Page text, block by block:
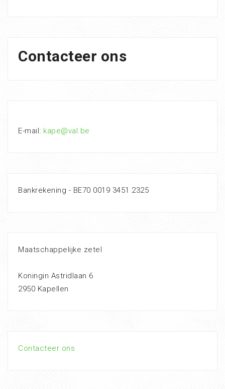
Contacteer ons
E-mail: kape@val.be
Bankrekening - BE70 0019 3451 2325
Maatschappelijke zetel
Koningin Astridlaan 6
2950 Kapellen
Contacteer ons